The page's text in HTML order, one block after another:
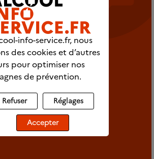
où avec
info-service.fr, nous
des cookies et d’autres
pour optimiser nos
de prévention.
Refuser Réglages
Accepter